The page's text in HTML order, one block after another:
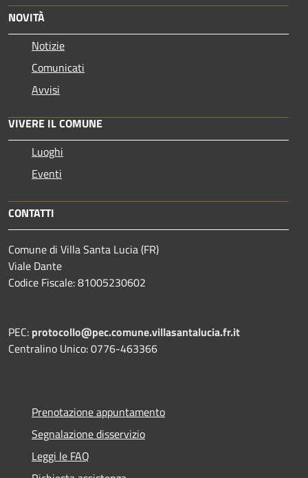
NOVITÀ
Notizie
Comunicati
Avvisi
VIVERE IL COMUNE
Luoghi
Eventi
CONTATTI
Comune di Villa Santa Lucia (FR)
Viale Dante
Codice Fiscale: 81005230602
PEC: protocollo@pec.comune.villasantalucia.fr.it
Centralino Unico: 0776-463366
Prenotazione appuntamento
Segnalazione disservizio
Leggi le FAQ